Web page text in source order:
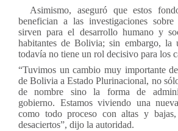
Asimismo, aseguró que estos
benefician a las investigaciones sobre
sirven para el desarrollo humano y
habitantes de Bolivia; sin embargo, la
todavía no tiene un rol decisivo para los
“Tuvimos un cambio muy importante
de Bolivia a Estado Plurinacional, no
de nombre sino la forma de
gobierno. Estamos viviendo una
como todo proceso con altas y
desaciertos”, dijo la autoridad.